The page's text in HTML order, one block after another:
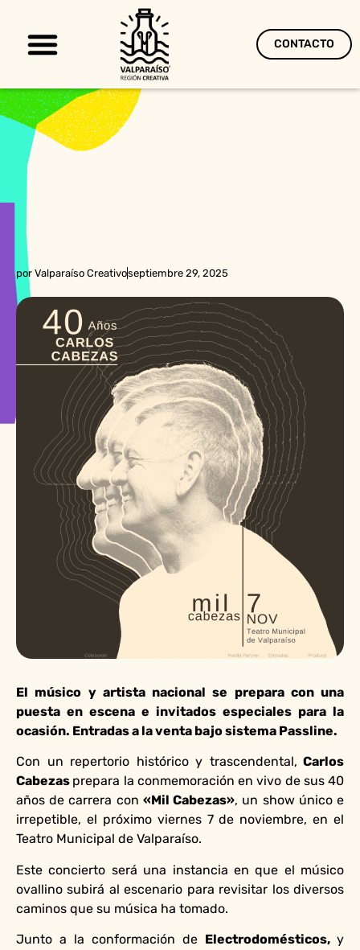
CONTACTO
por Valparaíso Creativoseptiembre 29, 2025
El músico y artista nacional se prepara con una
puesta en escena e invitados especiales para la
ocasión. Entradas a la venta bajo sistema Passline.
Con un repertorio histórico y trascendental, Carlos
Cabezas prepara la conmemoración en vivo de sus 40
años de carrera con «Mil Cabezas», un show único e
irrepetible, el próximo viernes 7 de noviembre, en el
Teatro Municipal de Valparaíso.
Este concierto será una instancia en que el músico
ovallino subirá al escenario para revisitar los diversos
caminos que su música ha tomado.
Junto a la conformación de Electrodomésticos, y